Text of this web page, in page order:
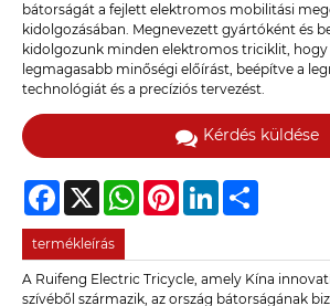
bátorságát a fejlett elektromos mobilitási
kidolgozásában. Megnevezett gyártóként és
kidolgozunk minden elektromos triciklit,
legmagasabb minőségi előírást, beépítve a
technológiát és a precíziós tervezést.
Kérdés küldése
Facebook
X WhatsAppPinterestLinkedIn
termékleírás
A Ruifeng Electric Tricycle, amely Kína
szívéből származik, az ország bátorságának